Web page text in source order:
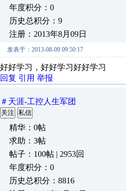
年度积分：0
历史总积分：9
注册：2013年8月09日
发表于：2013-08-09 09:50:17
好好学习，好好学习好好学习
回复 引用 举报
＃天涯-工控人生军团
关注 私信
精华：0帖
求助：3帖
帖子：100帖 | 2953回
年度积分：0
历史总积分：8816